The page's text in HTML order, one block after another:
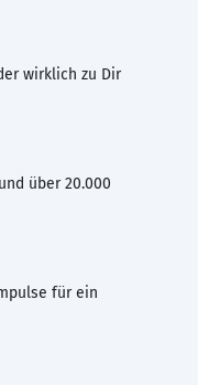
wirklich zu Dir
über 20.000
für ein